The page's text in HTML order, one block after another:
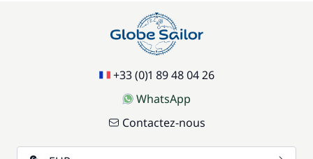
+33 (0)1 89 48 04 26
WhatsApp
Contactez-nous